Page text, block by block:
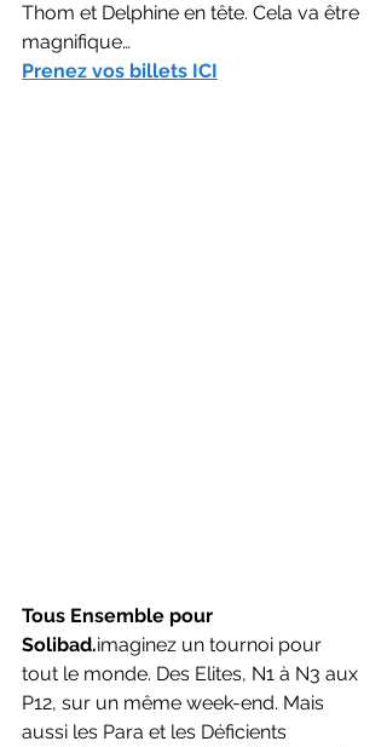
Thom et Delphine en tête. Cela va être
magnifique…
Prenez vos billets ICI
Tous Ensemble pour
Solibad.imaginez un tournoi pour
tout le monde. Des Elites, N1 à N3 aux
P12, sur un même week-end. Mais
aussi les Para et les Déficients